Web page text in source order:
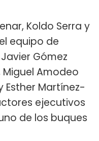
Koldo Serra y
equipo de
Gómez
Miguel Amodeo
Martínez-
ejecutivos
de los buques